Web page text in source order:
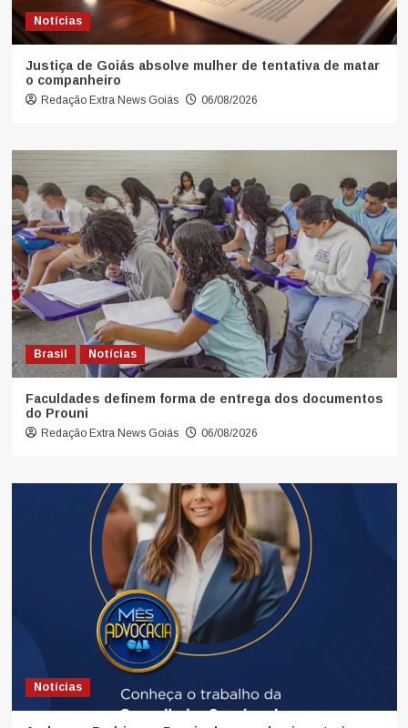
Notícias
Justiça de Goiás absolve mulher de tentativa de matar
o companheiro
Redação Extra News Goiás 06/08/2026
Brasil Notícias
Faculdades definem forma de entrega dos documentos
do Prouni
Redação Extra News Goiás 06/08/2026
Notícias